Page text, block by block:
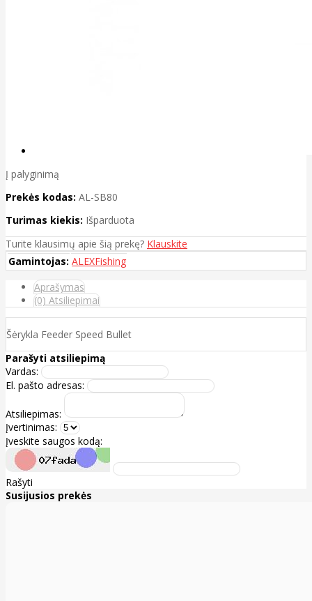
Į palyginimą
Prekės kodas: AL-SB80
Turimas kiekis: Išparduota
Turite klausimų apie šią prekę? Klauskite
Gamintojas: ALEXFishing
Aprašymas
(0) Atsiliepimai
Šėrykla Feeder Speed Bullet
Parašyti atsiliepimą
Vardas:
El. pašto adresas:
Atsiliepimas:
Įvertinimas:
Įveskite saugos kodą:
Rašyti
Susijusios prekės